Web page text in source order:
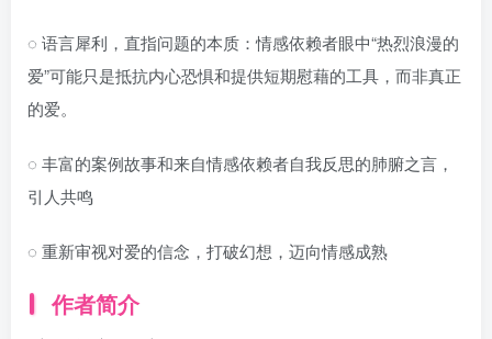
◌ 语言犀利，直指问题的本质：情感依赖者眼中“热烈浪漫的
爱”可能只是抵抗内心恐惧和提供短期慰藉的工具，而非真正
的爱。
◌ 丰富的案例故事和来自情感依赖者自我反思的肺腑之言，
引人共鸣
◌ 重新审视对爱的信念，打破幻想，迈向情感成熟
作者简介